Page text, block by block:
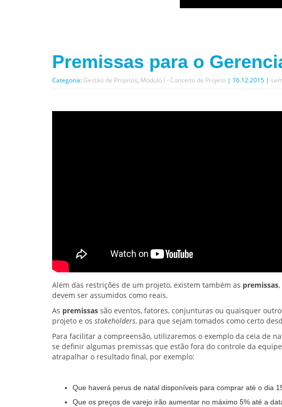
Premissas para o
Categoria: Gestão de Projetos, Módulo I - Conceito de Projeto | 16.12.2015 |
Além das restrições de um projeto, existem também as premissas
devem ser assumidos como reais.
As premissas são eventos, fatores, conjunturas ou quaisquer
projeto e os stakeholders, para que sejam tomados como certo
Para facilitar a compreensão, utilizaremos o exemplo da ceia de
se definir algumas premissas que estão fora do controle da
atrapalhar o resultado final, por exemplo:
Que haverá perus de natal disponíveis para comprar até o dia
Que os preços de varejo irão aumentar no máximo 5% até a